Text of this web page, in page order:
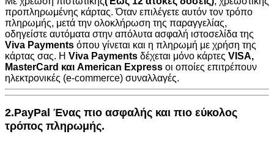
προπληρωμένης κάρτας. Όταν επιλέγετε αυτόν τον τρόπο
πληρωμής, μετά την ολοκλήρωση της παραγγελίας,
οδηγείστε αυτόματα στην απόλυτα ασφαλή ιστοσελίδα της
Viva Payments όπου γίνεται και η πληρωμή με χρήση της
κάρτας σας. Η Viva Payments δέχεται μόνο κάρτες VISA,
MasterCard και American Express οι οποίες επιτρέπουν
ηλεκτρονικές (e-commerce) συναλλαγές.
2.PayPal Ένας πιο ασφαλής και πιο εύκολος
τρόπος πληρωμής.